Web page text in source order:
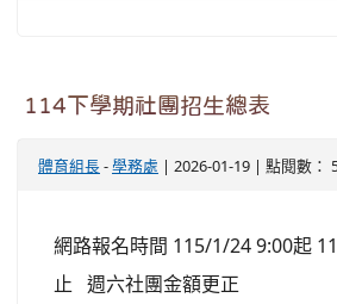
114下學期社團招生總表
體育組長-學務處 | 2026-01-19 | 點閱數：
網路報名時間 115/1/24 9:00起
止 週六社團金額更正